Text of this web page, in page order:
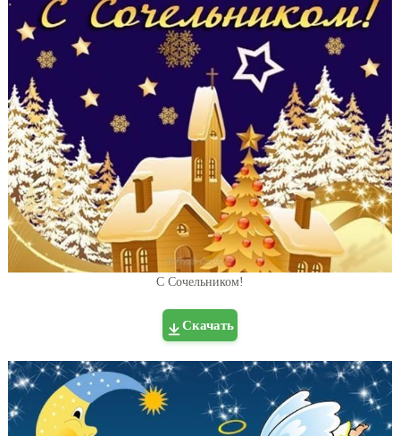
С Сочельником!
Скачать